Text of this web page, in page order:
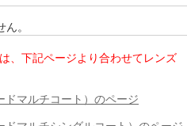
。
、下記ページより合わせてレンズ
マルチコート）のページ